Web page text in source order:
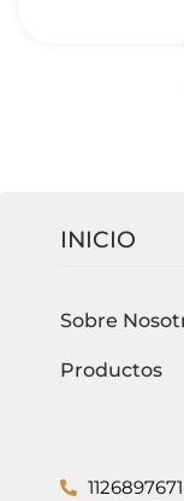
INICIO
Sobre
Productos